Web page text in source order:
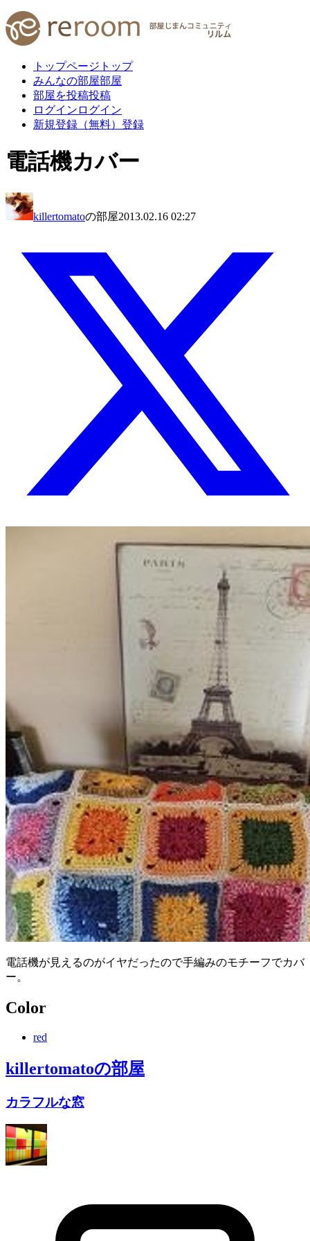
トップページ トップ
みんなの部屋部屋
部屋を投稿投稿
ログイン ログイン
新規登録（無料） 登録
電話機カバー
killertomatoの部屋2013.02.16 02:27
電話機が見えるのがイヤだったので手編みのモチーフでカバ
ー。
Color
red
killertomatoの部屋
カラフルな窓